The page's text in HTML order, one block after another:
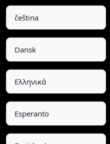
čeština
Dansk
Ελληνικά
Esperanto